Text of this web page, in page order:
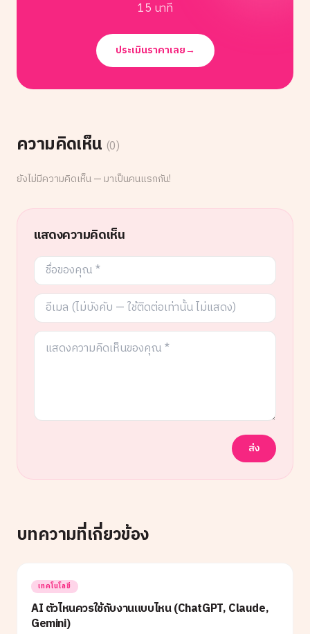
15 นาที
ประเมินราคาเลย→
ความคิดเห็น (0)
ยังไม่มีความคิดเห็น — มาเป็นคนแรกกัน!
แสดงความคิดเห็น
ส่ง
บทความที่เกี่ยวข้อง
เทคโนโลยี
AI ตัวไหนควรใช้กับงานแบบไหน (ChatGPT, Claude,
Gemini)